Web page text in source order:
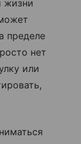
жизни
пределе
нет
или